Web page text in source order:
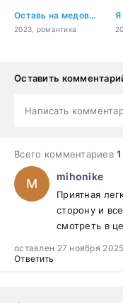
Оставь на медовый месяц
2023, романтика
Оставить
Написать
Всего комментариев1
M mihonike
Приятная
сторону и
смотреть в
оставлен 27 ноября
Ответить